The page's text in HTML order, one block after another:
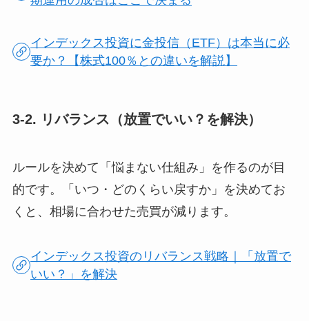
インデックス投資に金投信（ETF）は本当に必
要か？【株式100％との違いを解説】
3-2. リバランス（放置でいい？を解決）
ルールを決めて「悩まない仕組み」を作るのが目
的です。「いつ・どのくらい戻すか」を決めてお
くと、相場に合わせた売買が減ります。
インデックス投資のリバランス戦略｜「放置で
いい？」を解決